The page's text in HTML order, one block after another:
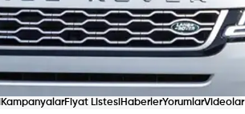
KampanyalarFiyat Listesi HaberlerYorumlarVideolar